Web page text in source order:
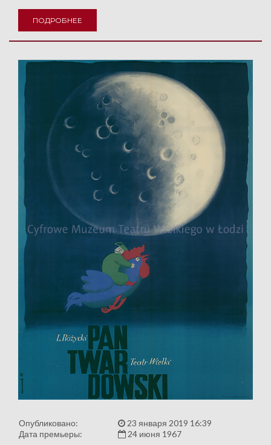
ПОДРОБНЕЕ
Опубликовано:
23 января 2019 16:39
Дата премьеры:
24 июня 1967